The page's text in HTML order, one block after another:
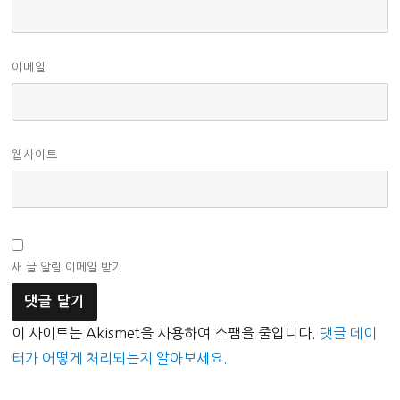
이메일
웹사이트
새 글 알림 이메일 받기
이 사이트는 Akismet을 사용하여 스팸을 줄입니다. 댓글 데이
터가 어떻게 처리되는지 알아보세요.